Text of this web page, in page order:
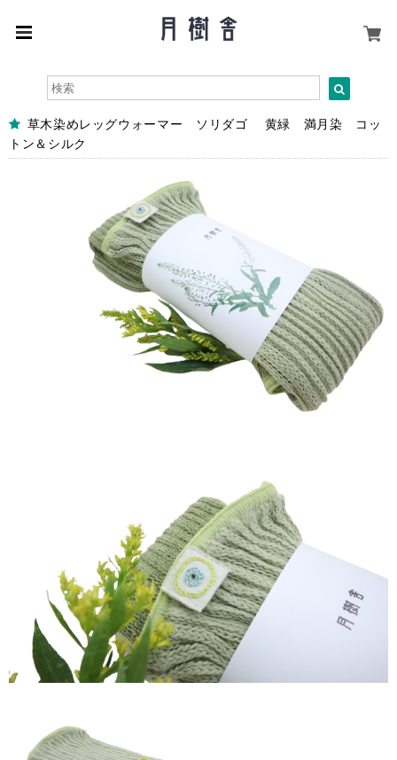
草木染めレッグウォーマー ソリダゴ 黄緑 満月染 コッ
トン＆シルク